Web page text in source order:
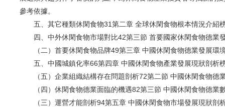
參考依據。
五、其它種類休閑食物31第二章 全球休閑食物根本情況介紹
四、中外休閑食物市場對比42第三節 首要國家休閑食物德業
（二）首要休閑食物品牌49第三章 中國休閑食物德業發展環
五、中國城鎮化率66第四章 中國休閑食物產業發展現狀剖析
（五）企業組織結構存在問題剖析72第二節 中國休閑食物德
（四）休閑食物德業面臨的機遇82第三節 中國休閑食物德業
（三）運營才能剖析94第五章 中國休閑食物市場發展現狀剖